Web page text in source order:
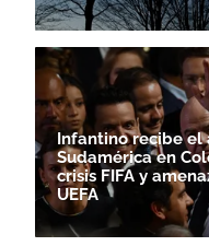
Infantino recibe el
Sudamérica en
crisis FIFA y
UEFA